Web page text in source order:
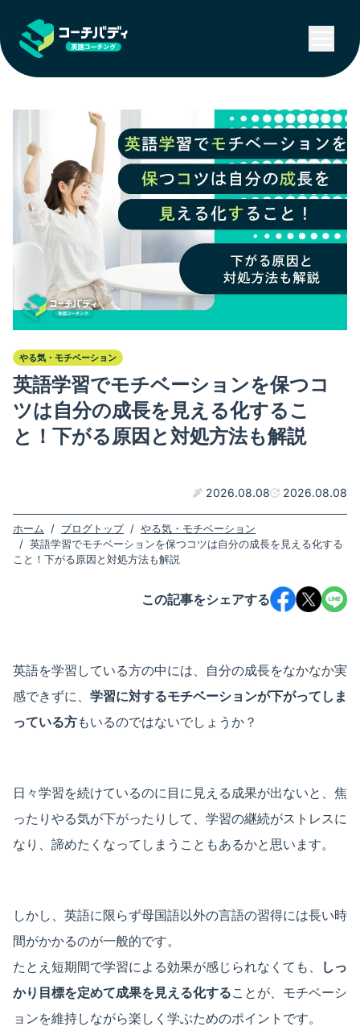
やる気・モチベーション
英語学習でモチベーションを保つコ
ツは自分の成長を見える化するこ
と！下がる原因と対処方法も解説
2026.08.08 2026.08.08
ホーム / ブログトップ / やる気・モチベーション
/ 英語学習でモチベーションを保つコツは自分の成長を見える化する
こと！下がる原因と対処方法も解説
この記事をシェアする
英語を学習している方の中には、自分の成長をなかなか実
感できずに、 学習に対するモチベーションが下がってしま
っている方もいるのではないでしょうか？
日々学習を続けているのに目に見える成果が出ないと、焦
ったりやる気が下がったりして、学習の継続がストレスに
なり、諦めたくなってしまうこともあるかと思います。
しかし、英語に限らず母国語以外の言語の習得には長い時
間がかかるのが一般的です。
たとえ短期間で学習による効果が感じられなくても、
しっ
かり目標を定めて成果を見える化することが、モチベーシ
ョンを維持しながら楽しく学ぶためのポイントです。